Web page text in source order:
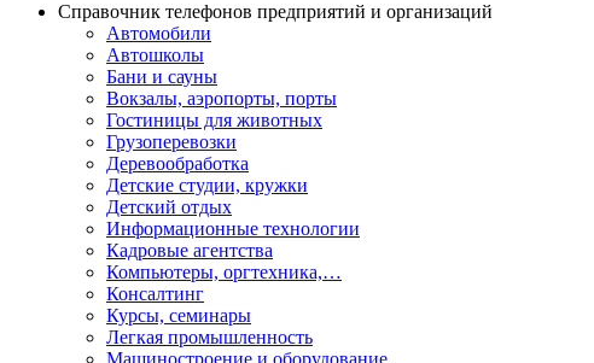
Справочник телефонов предприятий и организаций
Автомобили
Автошколы
Бани и сауны
Вокзалы, аэропорты, порты
Гостиницы для животных
Грузоперевозки
Деревообработка
Детские студии, кружки
Детский отдых
Информационные технологии
Кадровые агентства
Компьютеры, оргтехника,…
Консалтинг
Курсы, семинары
Легкая промышленность
Машиностроение и оборудование